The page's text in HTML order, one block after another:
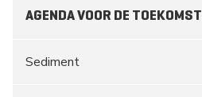
AGENDA VOOR DE TOEKOMST
Sediment